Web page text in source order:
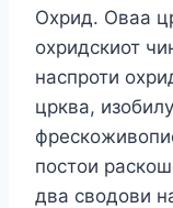
Охрид. Оваа
охридскиот
наспроти
црква,
постои
два сводови